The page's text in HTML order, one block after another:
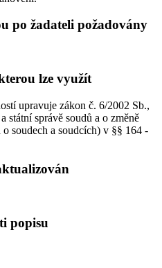
po žadateli požadovány
lze využít
upravuje zákon č. 6/2002 Sb.,
státní správě soudů a o změně
soudech a soudcích) v §§ 164 -
popisu